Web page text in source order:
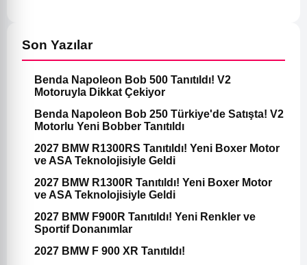
Son Yazılar
Benda Napoleon Bob 500 Tanıtıldı! V2
Motoruyla Dikkat Çekiyor
Benda Napoleon Bob 250 Türkiye'de Satışta! V2
Motorlu Yeni Bobber Tanıtıldı
2027 BMW R1300RS Tanıtıldı! Yeni Boxer Motor
ve ASA Teknolojisiyle Geldi
2027 BMW R1300R Tanıtıldı! Yeni Boxer Motor
ve ASA Teknolojisiyle Geldi
2027 BMW F900R Tanıtıldı! Yeni Renkler ve
Sportif Donanımlar
2027 BMW F 900 XR Tanıtıldı!